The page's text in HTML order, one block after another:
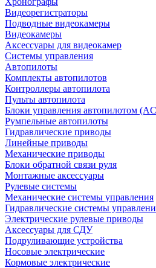
Видеорегистраторы
Подводные видеокамеры
Видеокамеры
Аксессуары для видеокамер
Системы управления
Автопилоты
Комплекты автопилотов
Контроллеры автопилота
Пульты автопилота
Блоки управления автопилотом
Румпельные автопилоты
Гидравлические приводы
Линейные приводы
Механические приводы
Блоки обратной связи руля
Монтажные аксессуары
Рулевые системы
Механические системы управления
Гидравлические системы
Электрические рулевые приводы
Аксессуары для СДУ
Подруливающие устройства
Носовые электрические
Кормовые электрические